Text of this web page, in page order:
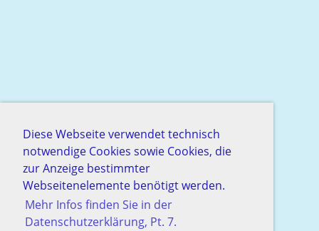
Diese Webseite verwendet technisch
notwendige Cookies sowie Cookies, die
zur Anzeige bestimmter
Webseitenelemente benötigt werden.
Mehr Infos finden Sie in der
Datenschutzerklärung, Pt. 7.